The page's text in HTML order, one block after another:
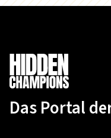
Das Portal